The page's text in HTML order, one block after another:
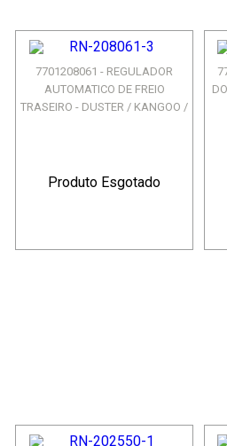
7701208061 - REGULADOR
AUTOMATICO DE FREIO
TRASEIRO - DUSTER / KANGOO /
Produto Esgotado